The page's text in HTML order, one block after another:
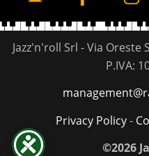
Jazz'n'roll Srl - Via Oreste
P.IVA:
Privacy Policy-
©2026